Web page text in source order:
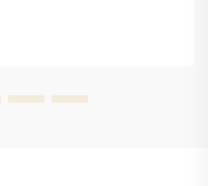
biedt luxe horlogedozen